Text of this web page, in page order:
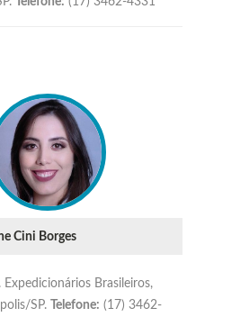
Cini Borges
Expedicionários Brasileiros,
SP.
Telefone: (17) 3462-